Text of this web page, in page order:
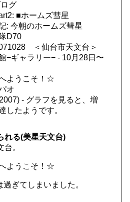
グ
■ホームズ彗星
: 今朝のホームズ彗星
D70
＜仙台市天文台＞
−ギャラリー− - 10月28日〜
ようこそ！☆
オ
- グラフを見ると、増
したようです。
れる(美星天文台)
。
ようこそ！☆
ぎてしまいました。